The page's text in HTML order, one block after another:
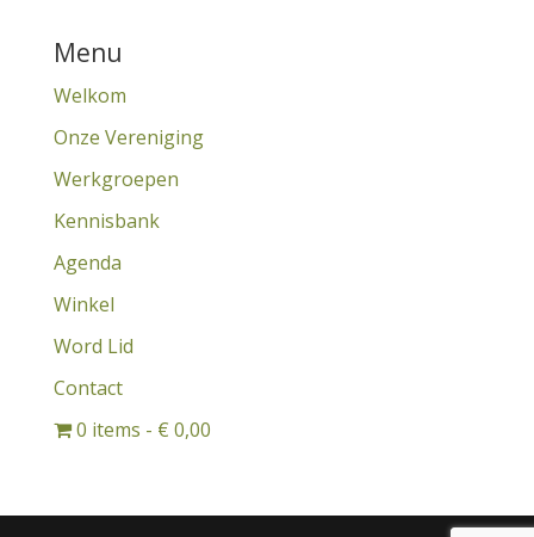
Menu
Welkom
Onze Vereniging
Werkgroepen
Kennisbank
Agenda
Winkel
Word Lid
Contact
0 items
€ 0,00